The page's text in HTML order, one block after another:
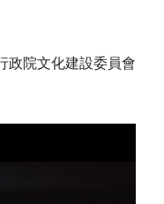
政院文化建設委員會